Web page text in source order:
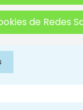
de Redes